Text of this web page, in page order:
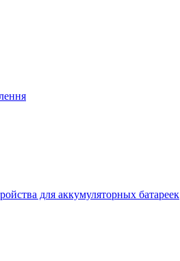
для аккумуляторных батареек